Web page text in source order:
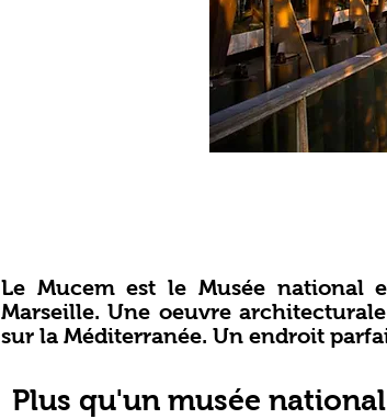
Le Mucem est le Musée national
Marseille. Une oeuvre
sur la Méditerranée. Un endroit
Plus qu'un musée